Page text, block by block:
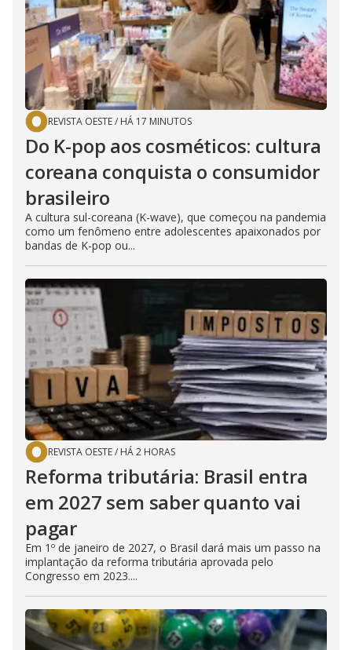
i
d
e
o
REVISTA OESTE/ HÁ 17 MINUTOS
Do K-pop aos cosméticos: cultura
coreana conquista o consumidor
brasileiro
A cultura sul-coreana (K-wave), que começou na pandemia
como um fenômeno entre adolescentes apaixonados por
bandas de K-pop ou...
REVISTA OESTE/ HÁ 2 HORAS
Reforma tributária: Brasil entra
em 2027 sem saber quanto vai
pagar
Em 1º de janeiro de 2027, o Brasil dará mais um passo na
implantação da reforma tributária aprovada pelo
Congresso em 2023....